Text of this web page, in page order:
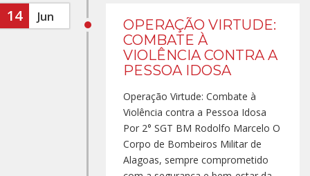
14 Jun
OPERAÇÃO VIRTUDE:
COMBATE À
VIOLÊNCIA CONTRA A
PESSOA IDOSA
Operação Virtude: Combate à
Violência contra a Pessoa Idosa
Por 2° SGT BM Rodolfo Marcelo O
Corpo de Bombeiros Militar de
Alagoas, sempre comprometido